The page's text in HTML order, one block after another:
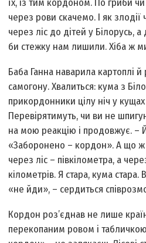
їх, із тим кордоном. По гриби
через рови скачемо. I як
через лiс до дiтей у Бiлорусь, а
би стежку нам лишили. Хіба ж
Баба Ганна наварила картоплi
самогону. Хвалиться: кума з
прикордонники цiлу нiч у
Перевiрятимуть, чи ви не
на мою реакцію і продовжує. –
«Заборонено – кордон». А що
через лiс – пiвкiлометра, а
кілометрів. Я стара, кума
«не йди», – сердиться
Кордон роз’єднав не лише
перекопаним ровом i